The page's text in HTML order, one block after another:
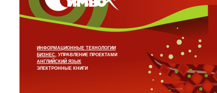
ИНФОРМАЦИОННЫЕ ТЕХНОЛОГИИ
БИЗНЕС, УПРАВЛЕНИЕ ПРОЕКТАМИ
АНГЛИЙСКИЙ ЯЗЫК
ЭЛЕКТРОННЫЕ КНИГИ